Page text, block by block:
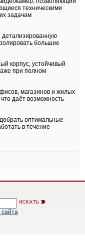
техническими
задачам
детализированную
большие
корпус, устойчивый
при полном
магазинов и жилых
даёт возможность
оптимальные
в течение
сайта